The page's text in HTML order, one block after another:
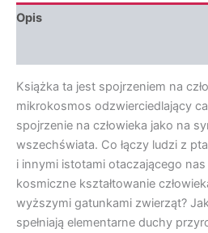
świata
Tom
Opis
Książka ta jest spojrzeniem na
mikrokosmos odzwierciedlający
spojrzenie na człowieka jako na
wszechświata. Co łączy ludzi z
i innymi istotami otaczającego nas
kosmiczne kształtowanie
wyższymi gatunkami zwierząt?
spełniają elementarne duchy